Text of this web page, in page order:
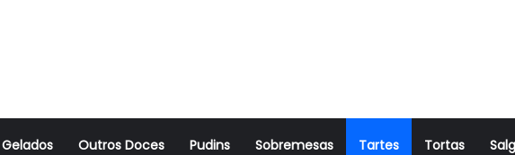
Gelados Outros Doces Pudins Sobremesas Tartes Tortas